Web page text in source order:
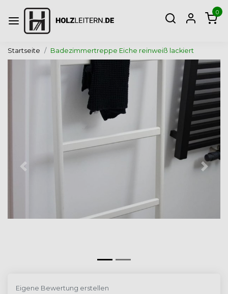
0
Startseite Badezimmertreppe Eiche reinweiß lackiert
Zurück
Eigene Bewertung erstellen